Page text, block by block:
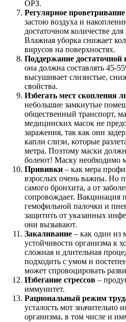
ОРЗ.
Регулярное
застою воздуха и
достаточном количестве
Влажная уборка снижает
вирусов на поверхностях.
Поддержание достаточной
она должна составлять 45-
высушивает слизистые,
свойства.
Избегать мест скопления
небольшие замкнутые
общественный транспорт,
медицинских масок не
заражения, так как они
капли слизи, которые
метра. Поэтому маски
болеют! Маску необходимо
Прививки – как мера
взрослых очень важны. Но
самого бронхита, а от
сопровождает. Вакцинация
гемофильной палочки и
защитить от указанных
они вызывают.
Закаливание – как один из
устойчивости организма к
сложная и длительная
подходить с умом и
может спровоцировать
Избегание стрессов –
иммунитет.
Рациональный режим
усталость мот значительно
организма, в том числе и